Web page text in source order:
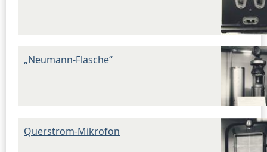
„Neumann-Flasche“
Querstrom-Mikrofon